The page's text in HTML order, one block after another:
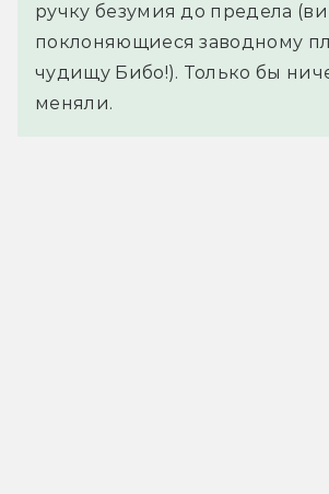
ручку безумия до предела
поклоняющиеся заводному
чудищу Бибо!). Только бы
меняли.